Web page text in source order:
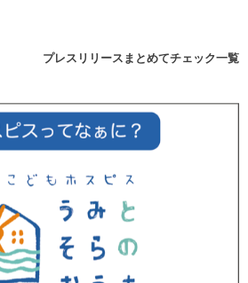
プレスリリースまとめてチェック一覧